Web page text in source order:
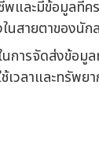
และมีข้อมูลที่ค
สายตาของนัก
การจัดส่งข้อมู
วลาและทรัพย